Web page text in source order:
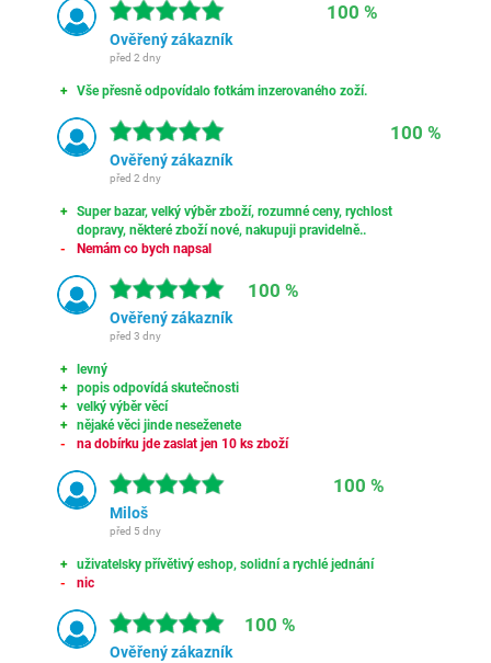
100 %
Ověřený zákazník
před 2 dny
Vše přesně odpovídalo fotkám inzerovaného zoží.
100 %
Ověřený zákazník
před 2 dny
Super bazar, velký výběr zboží, rozumné ceny, rychlost
dopravy, některé zboží nové, nakupuji pravidelně..
Nemám co bych napsal
100 %
Ověřený zákazník
před 3 dny
levný
popis odpovídá skutečnosti
velký výběr věcí
nějaké věci jinde neseženete
na dobírku jde zaslat jen 10 ks zboží
100 %
Miloš
před 5 dny
uživatelsky přívětivý eshop, solidní a rychlé jednání
nic
100 %
Ověřený zákazník